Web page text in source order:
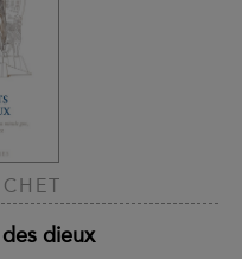
dieux